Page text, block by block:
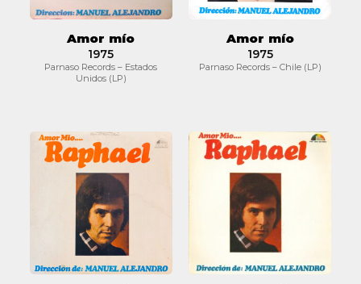
Amor mío
1975
Parnaso Records – Estados
Unidos (LP)
Amor mío
1975
Parnaso Records – Chile (LP)
Amor
mío
Amor
mío